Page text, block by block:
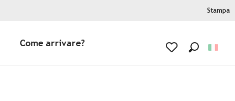
Stampa
Come arrivare?